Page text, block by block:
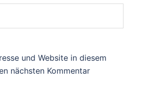
und Website in diesem
nächsten Kommentar